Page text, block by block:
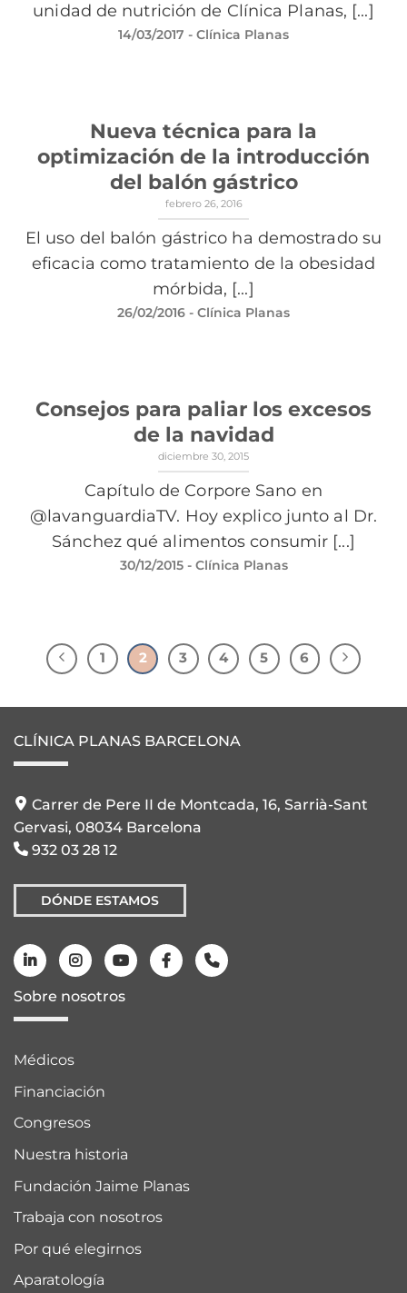
unidad de nutrición de Clínica Planas, [...]
14/03/2017 - Clínica Planas
Nueva técnica para la
optimización de la introducción
del balón gástrico
febrero 26, 2016
El uso del balón gástrico ha demostrado su
eficacia como tratamiento de la obesidad
mórbida, [...]
26/02/2016 - Clínica Planas
Consejos para paliar los excesos
de la navidad
diciembre 30, 2015
Capítulo de Corpore Sano en
@lavanguardiaTV. Hoy explico junto al Dr.
Sánchez qué alimentos consumir [...]
30/12/2015- Clínica Planas
1 2 3 4 5 6
CLÍNICA PLANAS BARCELONA
Carrer de Pere II de Montcada, 16, Sarrià-Sant
Gervasi, 08034 Barcelona
932 03 28 12
DÓNDE ESTAMOS
Sobre nosotros
Médicos
Financiación
Congresos
Nuestra historia
Fundación Jaime Planas
Trabaja con nosotros
Por qué elegirnos
Aparatología